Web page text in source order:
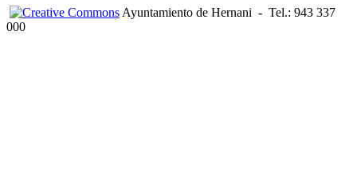
Ayuntamiento de Hernani - Tel.: 943 337
000